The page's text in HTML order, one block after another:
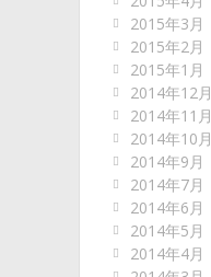
2015年3月
2015年2月
2015年1月
2014年12月
2014年11月
2014年10月
2014年9月
2014年7月
2014年6月
2014年5月
2014年4月